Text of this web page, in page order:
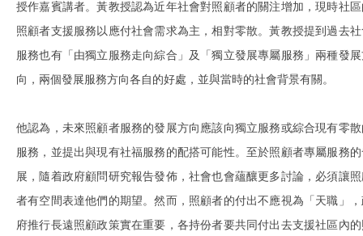
授作嘉賓講者。黃教授認為近年社會對照顧者的關注增加，現時社
照顧者支援服務以應付社會需求為主，相對零散。黃教授提到過去
服務也有「由獨立服務走向綜合」及「獨立發展專屬服務」兩種發
向，兩個發展服務方向各自的好處，並與當時的社會背景有關。
他認為，未來照顧者服務的發展方向應該向獨立服務或綜合現有零
服務，並提出與現有社福服務的配搭可能性。至於照顧者專屬服務
展，隨着政府顧問研究報告發佈，社會也會蘊釀更多討論，必須讓
者有空間表達他們的期望。然而，照顧者的付出不應視為「天職」
府推行長遠照顧政策實在重要，各持份者要共同付出去支援社區內